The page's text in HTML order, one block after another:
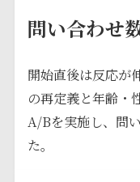
問い合わせ
開始直後は反応が
の再定義と年齢・
A/Bを実施し、問
た。